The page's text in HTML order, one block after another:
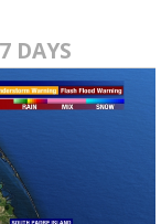
7 DAYS